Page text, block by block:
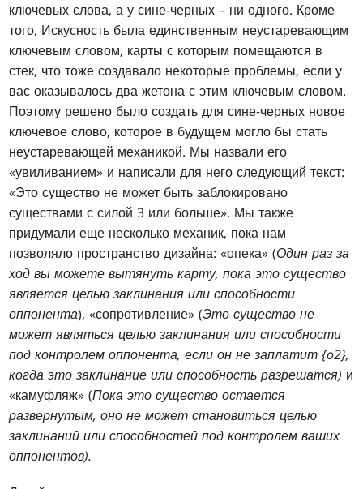
ключевых слова, а у сине-черных – ни одного. Кроме
того, Искусность была единственным неустаревающим
ключевым словом, карты с которым помещаются в
стек, что тоже создавало некоторые проблемы, если у
вас оказывалось два жетона с этим ключевым словом.
Поэтому решено было создать для сине-черных новое
ключевое слово, которое в будущем могло бы стать
неустаревающей механикой. Мы назвали его
«увиливанием» и написали для него следующий текст:
«Это существо не может быть заблокировано
существами с силой 3 или больше». Мы также
придумали еще несколько механик, пока нам
позволяло пространство дизайна: «опека» (Один раз за
ход вы можете вытянуть карту, пока это существо
является целью заклинания или способности
оппонента), «сопротивление» (Это существо не
может являться целью заклинания или способности
под контролем оппонента, если он не заплатит {o2},
когда это заклинание или способность разрешатся) и
«камуфляж» (Пока это существо остается
развернутым, оно не может становиться целью
заклинаний или способностей под контролем ваших
оппонентов).